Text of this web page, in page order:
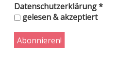
Datenschutzerklärung*
gelesen & akzeptiert